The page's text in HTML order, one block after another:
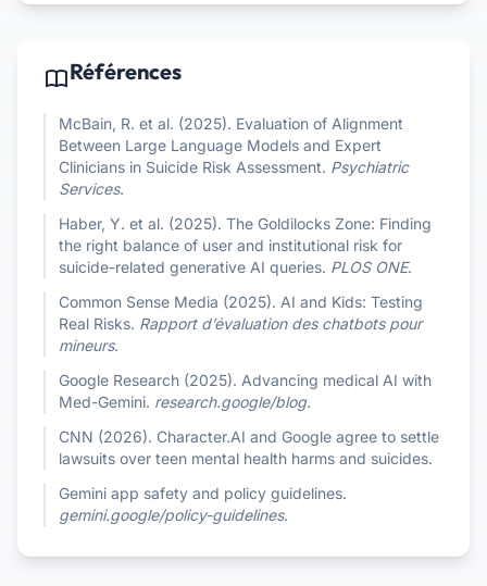
Références
McBain, R. et al. (2025). Evaluation of Alignment
Between Large Language Models and Expert
Clinicians in Suicide Risk Assessment. Psychiatric
Services.
Haber, Y. et al. (2025). The Goldilocks Zone: Finding
the right balance of user and institutional risk for
suicide-related generative AI queries. PLOS ONE.
Common Sense Media (2025). AI and Kids: Testing
Real Risks. Rapport d’évaluation des chatbots pour
mineurs.
Google Research (2025). Advancing medical AI with
Med-Gemini. research.google/blog.
CNN (2026). Character.AI and Google agree to settle
lawsuits over teen mental health harms and suicides.
Gemini app safety and policy guidelines.
gemini.google/policy-guidelines.